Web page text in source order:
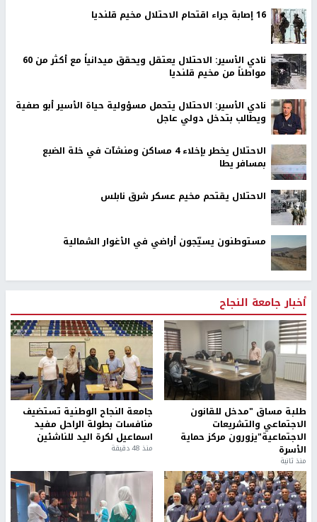
16 إصابة جراء اقتحام الاحتلال مخيم قلنديا
نادي الأسير: الاحتلال يعتقل ويحقق ميدانياً مع أكثر من 60
مواطناً من مخيم قلنديا
نادي الأسير: الاحتلال يتحمل مسؤولية حياة الأسير أبو صفية
ويطالب بتدخل دولي عاجل
الاحتلال يخطر بإخلاء 4 مساكن ومنشآت في خلة الضبع
بمسافر يطا
الاحتلال يقتحم مخيم عسكر شرق نابلس
مستوطنون يسيّجون أراضي في الأغوار الشمالية
أخبار جامعة النجاح
طلبة مساق "مدخل للقانون
الاجتماعي والتشريعات
الاجتماعية"يزورون مركز حماية
الأسرة
منذ ثانية
جامعة النجاح الوطنية تستضيف
منافسات بطولة الراحل مفيد
اسماعيل لكرة اليد للناشئين
منذ 48 دقيقة